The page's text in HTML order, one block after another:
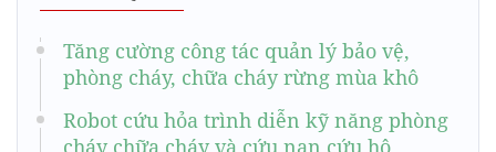
Tăng cường công tác quản lý bảo vệ,
phòng cháy, chữa cháy rừng mùa khô
Robot cứu hỏa trình diễn kỹ năng phòng
cháy chữa cháy và cứu nạn cứu hộ